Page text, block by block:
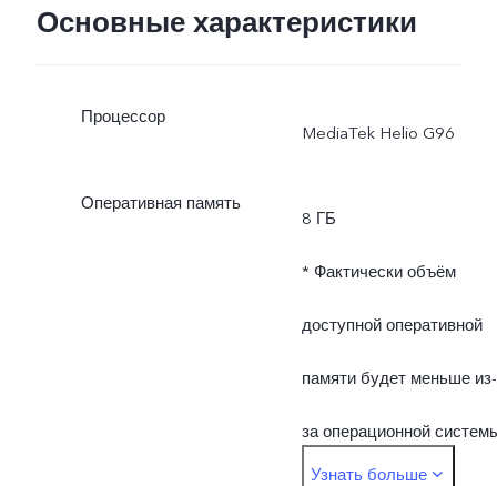
Основные характеристики
Процессор
MediaTek Helio G96
Оперативная память
8 ГБ
* Фактически объём
доступной оперативной
памяти будет меньше из-
за операционной
Узнать больше